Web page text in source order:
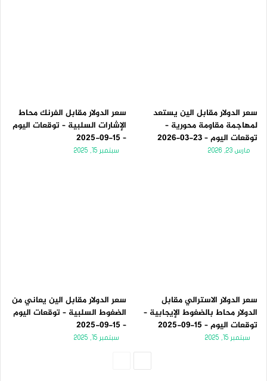
سعر الدولار مقابل الين يستعد
لمهاجمة مقاومة محورية –
توقعات اليوم – 23-03-2026
مارس 23, 2026
سعر الدولار مقابل الفرنك محاط
الإشارات السلبية – توقعات اليوم
– 15-09-2025
سبتمبر 15, 2025
سعر الدولار الاسترالي مقابل
الدولار محاط بالضغوط الإيجابية –
توقعات اليوم – 15-09-2025
سبتمبر 15, 2025
سعر الدولار مقابل الين يعاني من
الضغوط السلبية – توقعات اليوم
– 15-09-2025
سبتمبر 15, 2025